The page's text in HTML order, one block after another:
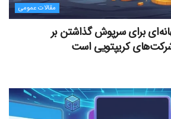
مقالات عمومی
برای سرپوش گذاشتن بر
کریپتویی است